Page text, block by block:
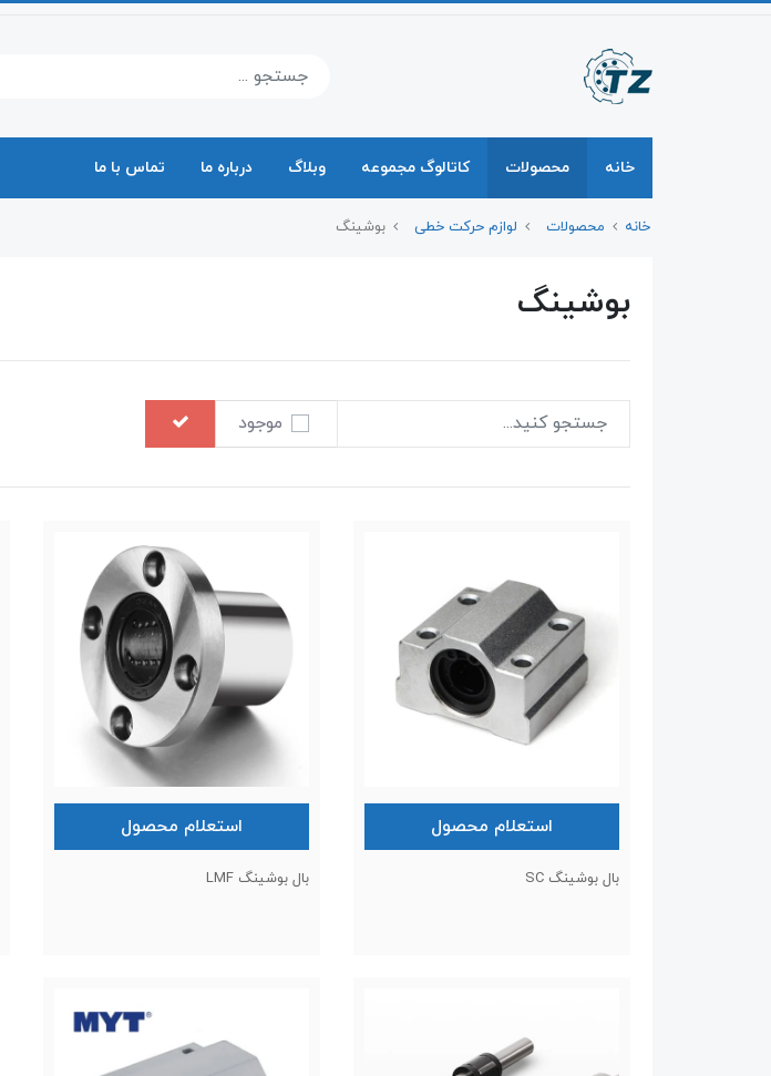
خانه محصولات کاتالوگ مجموعه وبلاگ درباره ما تماس با ما
خانه محصولات لوازم حرکت خطی بوشینگ
بوشینگ
موجود
استعلام محصول
بال بوشینگ SC
استعلام محصول
بال بوشینگ LMF